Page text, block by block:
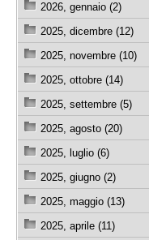
2026, gennaio (2)
2025, dicembre (12)
2025, novembre (10)
2025, ottobre (14)
2025, settembre (5)
2025, agosto (20)
2025, luglio (6)
2025, giugno (2)
2025, maggio (13)
2025, aprile (11)